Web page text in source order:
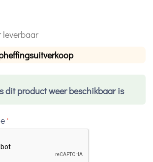
leverbaar
dit product weer beschikbaar is